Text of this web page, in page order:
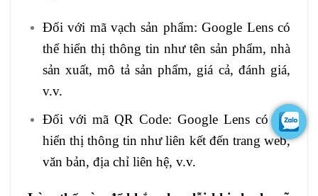
Đối với mã vạch sản phẩm: Google Lens có
thể hiển thị thông tin như tên sản phẩm, nhà
sản xuất, mô tả sản phẩm, giá cả, đánh giá,
v.v.
Đối với mã QR Code: Google Lens có thể
hiển thị thông tin như liên kết đến trang web,
văn bản, địa chỉ liên hệ, v.v.